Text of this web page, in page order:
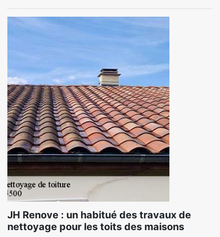
JH Renove : un habitué des travaux de
nettoyage pour les toits des maisons